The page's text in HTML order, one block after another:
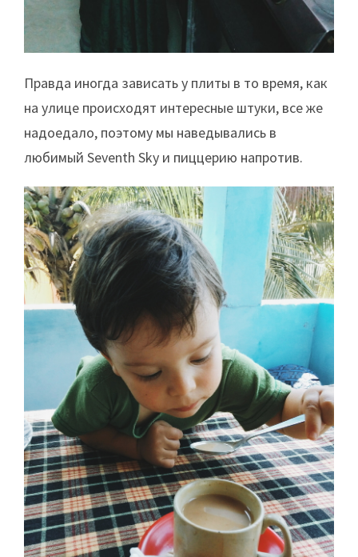
Правда иногда зависать у плиты в то время, как
на улице происходят интересные штуки, все же
надоедало, поэтому мы наведывались в
любимый Seventh Sky и пиццерию напротив.